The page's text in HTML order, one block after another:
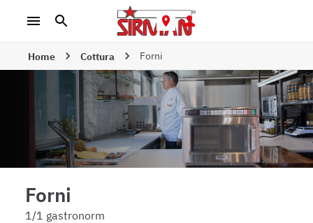
Home Cottura Forni
Forni
1/1 gastronorm